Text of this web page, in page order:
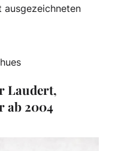
Laudert,
ab 2004